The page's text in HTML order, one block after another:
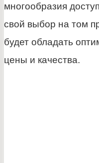
многообразия
свой выбор на том
будет обладать
цены и качества.